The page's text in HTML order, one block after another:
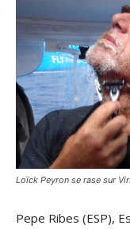
Loïck Peyron se rase sur
Pepe Ribes (ESP),